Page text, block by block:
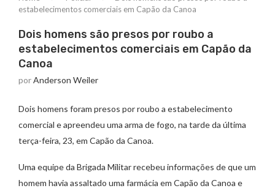
estabelecimentos comerciais em Capão da Canoa
Dois homens são presos por roubo a
estabelecimentos comerciais em Capão da
Canoa
porAnderson Weiler
Dois homens foram presos por roubo a estabelecimento
comercial e apreendeu uma arma de fogo, na tarde da última
terça-feira, 23, em Capão da Canoa.
Uma equipe da Brigada Militar recebeu informações de que um
homem havia assaltado uma farmácia em Capão da Canoa e